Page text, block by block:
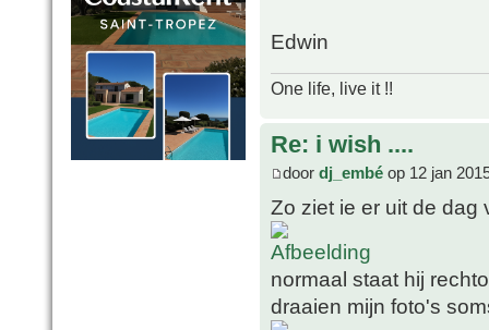
Edwin
One life, live it !!
Re: i wish ....
door dj_embé op 12 jan
Zo ziet ie er uit de dag
normaal staat hij
draaien mijn foto's